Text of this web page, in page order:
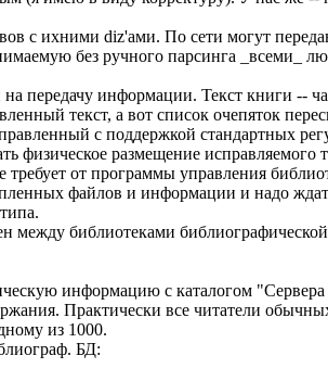
с ихними diz'ами. По сети могут
без ручного парсинга _всеми_
передачу информации. Текст книги --
текст, а вот список очепяток
с поддержкой стандартных
физическое размещение исправляемого
от программы управления
файлов и информации и надо
между библиотеками
информацию с каталогом
Практически все читатели
из 1000.
БД: